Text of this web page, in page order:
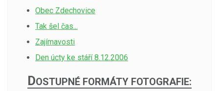
Obec Zdechovice
Tak šel čas...
Zajímavosti
Den úcty ke stáří 8.12.2006
DOSTUPNÉ FORMÁTY FOTOGRAFIE: